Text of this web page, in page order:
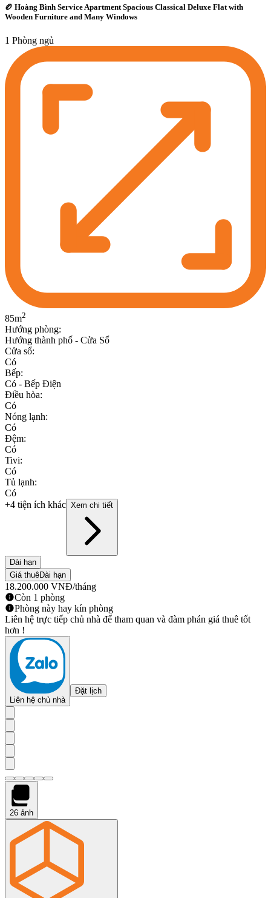
🏉 Hoàng Bình Service Apartment Spacious Classical Deluxe Flat with
Wooden Furniture and Many Windows
1 Phòng ngủ
85m2
Hướng phòng:
Hướng thành phố - Cửa Sổ
Cửa sổ:
Có
Bếp:
Có - Bếp Điện
Điều hòa:
Có
Nóng lạnh:
Có
Đệm:
Có
Tivi:
Có
Tủ lạnh:
Có
+4 tiện ích khác Xem chi tiết
Dài hạn
Giá thuêDài hạn
18.200.000 VNĐ/tháng
Còn 1 phòng
Phòng này hay kín phòng
Liên hệ trực tiếp chủ nhà để tham quan và đàm phán giá thuê tốt
hơn !
Liên hệ chủ nhà
Đặt lịch
26 ảnh